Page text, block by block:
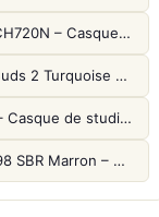
Sony WH-CH720N – Casque ANC 35h, Ultra-léger (192g) avec Processeur V1
JBL Tune Buds 2 Turquoise – Écouteurs True Wireless avec ANC et autonomie 48h
AKG K371 – Casque de studio fermé 50mm titane, réponse 5Hz-50kHz
Muse M-298 SBR Marron – Casque Bluetooth ANC avec 66h d'autonomie